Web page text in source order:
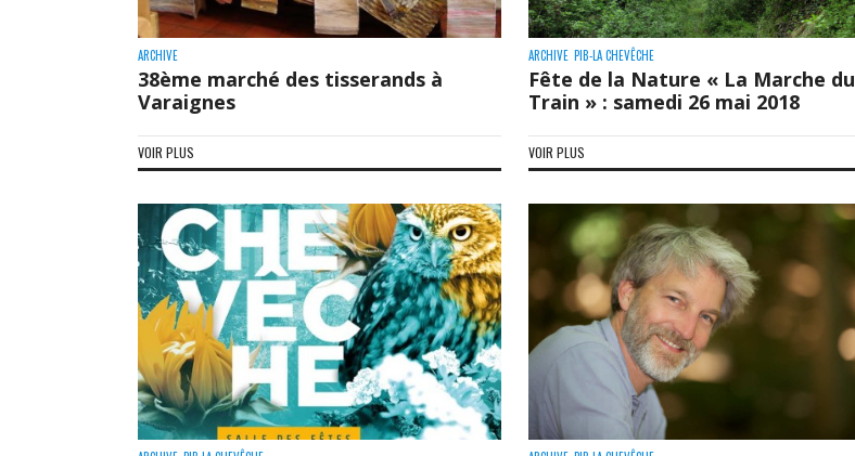
ARCHIVE
38ème marché des tisserands à
Varaignes
VOIR PLUS
ARCHIVE PIB-LA CHEVÊCHE
Fête de la Nature « La Marche du
Train » : samedi 26 mai 2018
VOIR PLUS